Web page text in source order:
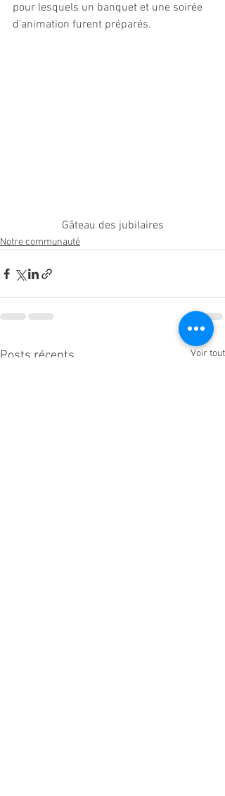
pour lesquels un banquet et une soirée
d’animation furent préparés.
Gâteau des jubilaires
Notre communauté
Posts récents Voir tout